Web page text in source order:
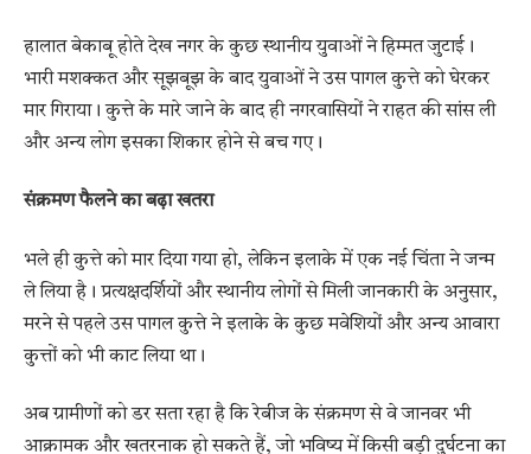
हालात बेकाबू होते देख नगर के कुछ स्थानीय युवाओं ने हिम्मत जुटाई।
भारी मशक्कत और सूझबूझ के बाद युवाओं ने उस पागल कुत्ते को घेरकर
मार गिराया। कुत्ते के मारे जाने के बाद ही नगरवासियों ने राहत की सांस ली
और अन्य लोग इसका शिकार होने से बच गए।
संक्रमण फैलने का बढ़ा खतरा
भले ही कुत्ते को मार दिया गया हो, लेकिन इलाके में एक नई चिंता ने जन्म
ले लिया है। प्रत्यक्षदर्शियों और स्थानीय लोगों से मिली जानकारी के अनुसार,
मरने से पहले उस पागल कुत्ते ने इलाके के कुछ मवेशियों और अन्य आवारा
कुत्तों को भी काट लिया था।
अब ग्रामीणों को डर सता रहा है कि रेबीज के संक्रमण से वे जानवर भी
आक्रामक और खतरनाक हो सकते हैं, जो भविष्य में किसी बड़ी दुर्घटना का